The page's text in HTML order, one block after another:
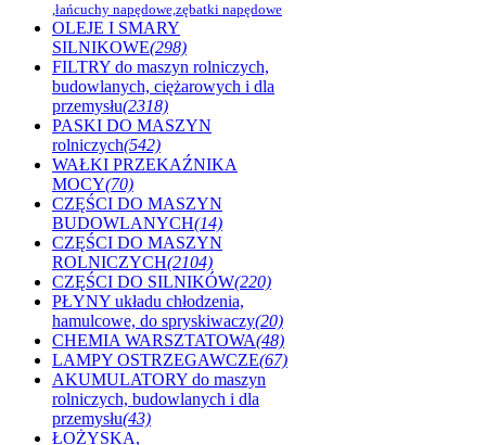
,łańcuchy napędowe,zębatki napędowe
OLEJE I SMARY
SILNIKOWE(298)
FILTRY do maszyn rolniczych,
budowlanych, ciężarowych i dla
przemysłu(2318)
PASKI DO MASZYN
rolniczych(542)
WAŁKI PRZEKAŹNIKA
MOCY(70)
CZĘŚCI DO MASZYN
BUDOWLANYCH(14)
CZĘŚCI DO MASZYN
ROLNICZYCH(2104)
CZĘŚCI DO SILNIKÓW(220)
PŁYNY układu chłodzenia,
hamulcowe, do spryskiwaczy(20)
CHEMIA WARSZTATOWA(48)
LAMPY OSTRZEGAWCZE(67)
AKUMULATORY do maszyn
rolniczych, budowlanych i dla
przemysłu(43)
ŁOŻYSKA,